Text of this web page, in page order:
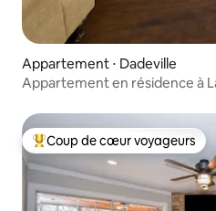
Appartement ⋅ Dadeville
Appartement en résidence à
Coups de cœur voyageurs les
Coup de cœur voyageurs